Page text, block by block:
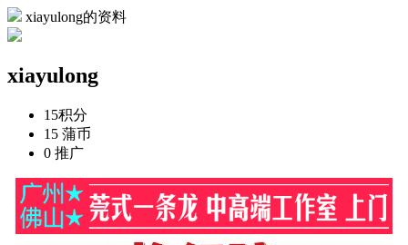
xiayulong的资料
xiayulong
15积分
15 蒲币
0 推广